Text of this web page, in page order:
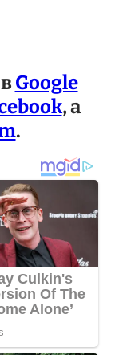
Google
, а
.